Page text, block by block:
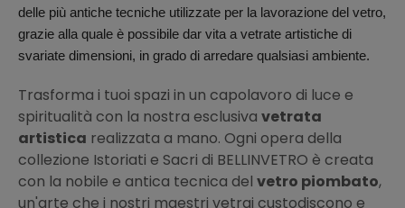
delle più antiche tecniche utilizzate per la lavorazione del vetro,
grazie alla quale è possibile dar vita a vetrate artistiche di
svariate dimensioni, in grado di arredare qualsiasi ambiente.
Trasforma i tuoi spazi in un capolavoro di luce e
spiritualità con la nostra esclusiva vetrata
artistica realizzata a mano. Ogni opera della
collezione Istoriati e Sacri di BELLINVETRO è creata
con la nobile e antica tecnica del vetro piombato,
un'arte che i nostri maestri vetrai custodiscono e